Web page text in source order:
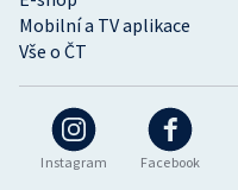
Instagram Facebook
Mobilní a TV aplikace
Vše o ČT